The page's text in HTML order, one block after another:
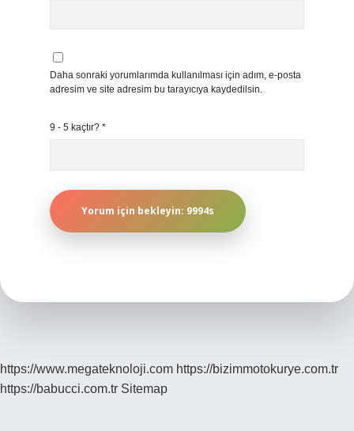
Daha sonraki yorumlarımda kullanılması için adım, e-posta
adresim ve site adresim bu tarayıcıya kaydedilsin.
9 - 5 kaçtır? *
https://www.megateknoloji.com https://bizimmotokurye.com.tr
https://babucci.com.tr Sitemap